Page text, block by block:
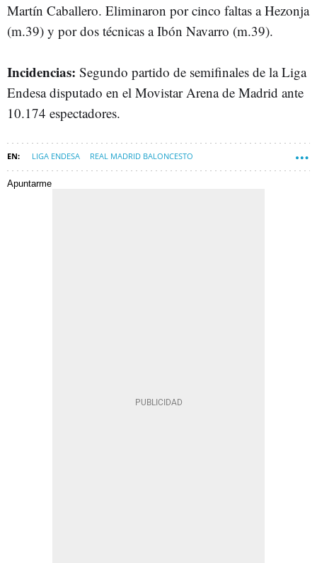
Martín Caballero. Eliminaron por cinco faltas a Hezonja
(m.39) y por dos técnicas a Ibón Navarro (m.39).
Incidencias: Segundo partido de semifinales de la Liga
Endesa disputado en el Movistar Arena de Madrid ante
10.174 espectadores.
LIGA ENDESA REAL MADRID BALONCESTO
CLUB BALONCESTO MÁLAGA (UNICAJA MÁLAGA)
Apuntarme